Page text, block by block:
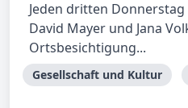
Jeden dritten
David Mayer und Jana
Ortsbesichtigung...
Gesellschaft und Kultur